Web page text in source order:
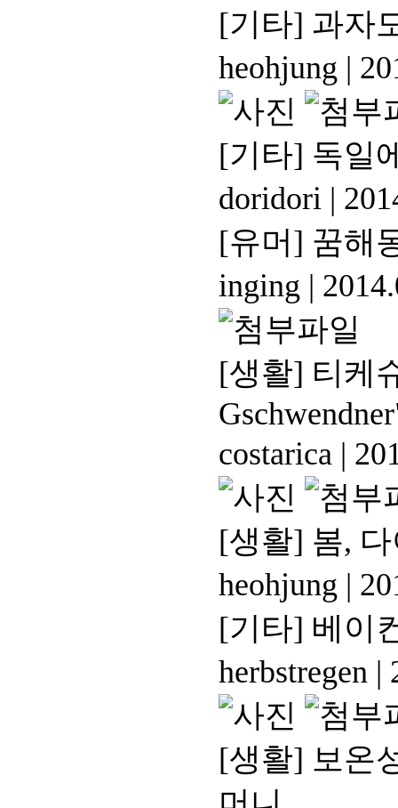
[기타] 과자
heohjung |
[기타] 독일
doridori |
[유머] 꿈해
inging |
[생활] 티케
costarica |
[생활] 봄,
heohjung |
[기타] 베이
herbstregen |
[생활] 보온